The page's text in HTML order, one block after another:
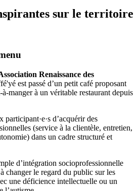
sur le territoire
Renaissance des
est passé d’un petit café proposant
manger à un véritable restaurant depuis
participant·e·s d’acquérir des
(service à la clientèle, entretien,
dans un cadre structuré et
d’intégration socioprofessionnelle
changer le regard du public sur les
une déficience intellectuelle ou un